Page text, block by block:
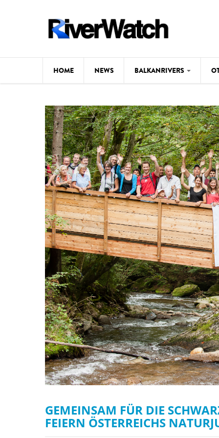
HOME NEWS BALKANRIVERS
Map
Studies
Photos
Videos
News
BALKANRIVERS
534
stop
Delta
GEMEINSAM FÜR DIE
FEIERN ÖSTERREICHS